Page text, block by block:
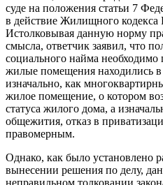
суде на положения статьи 7
в действие Жилищного кодекса
Истолковывая данную норму
смысла, ответчик заявил, что
социального найма необходимо
жилые помещения находились
изначально, как
жилое помещение, о котором
статуса жилого дома, а
общежития, отказ в
правомерным.
Однако, как было установлено
вынесении решения по делу,
неправильном толковании